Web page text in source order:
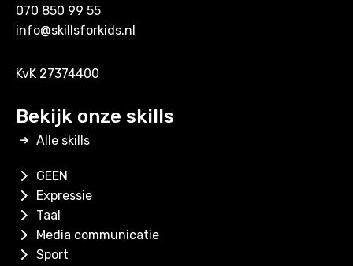
070 850 99 55
info@skillsforkids.nl
KvK 27374400
Bekijk onze skills
Alle skills
GEEN
Expressie
Taal
Media communicatie
Sport